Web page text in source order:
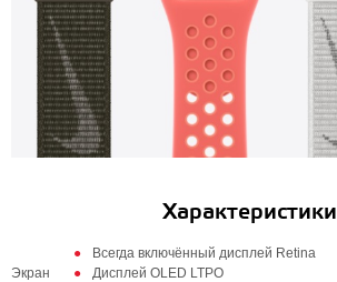
Характеристики
Экран
Всегда включённый дисплей Retina
Дисплей OLED LTPO